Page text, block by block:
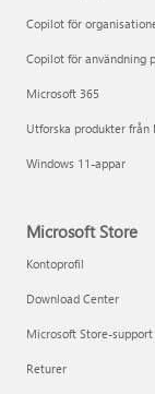
Copilot för
Copilot för användning
Microsoft 365
Utforska produkter från
Windows 11-appar
Microsoft Store
Kontoprofil
Download Center
Microsoft Store-support
Returer